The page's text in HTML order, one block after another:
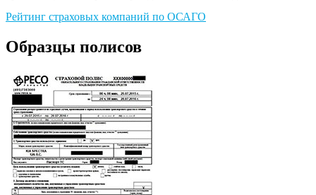
Рейтинг страховых компаний по ОСАГО
Образцы полисов